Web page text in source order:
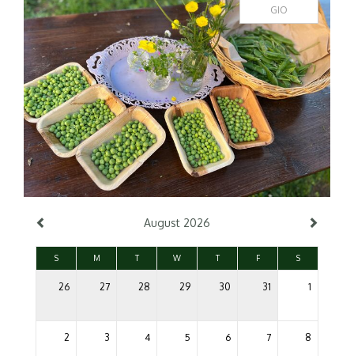
GIO
August 2026
S M T W T F S
26 27 28 29 30 31 1
2 3 4 5 6 7 8